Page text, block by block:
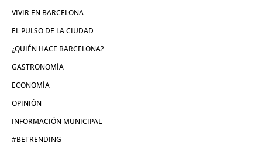
VIVIR EN BARCELONA
EL PULSO DE LA CIUDAD
¿QUIÉN HACE BARCELONA?
GASTRONOMÍA
ECONOMÍA
OPINIÓN
INFORMACIÓN MUNICIPAL
#BETRENDING